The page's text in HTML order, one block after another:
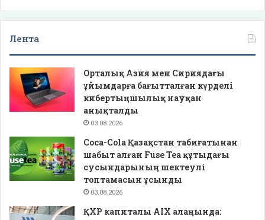
Лента
Орталық Азия мен Сириядағы
ұйымдарға бағытталған күрделі
кибертыңшылық науқан
анықталды
03.08.2026
Coca-Cola Қазақстан табиғатынан
шабыт алған Fuse Tea құтыдағы
сусындарының шектеулі
топтамасын ұсынды
03.08.2026
ҚХР капиталы AIX алаңында: